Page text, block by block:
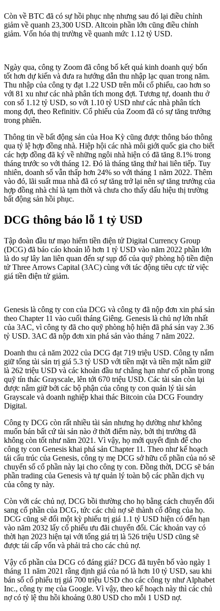
Còn về BTC đã có sự hồi phục nhẹ nhưng sau đó lại điều chỉnh
giảm về quanh 23,300 USD. Altcoin phần lớn cũng điều chỉnh
giảm. Vốn hóa thị trường về quanh mức 1.12 tỷ USD.
Ngày qua, công ty Zoom đã công bố kết quả kinh doanh quý bốn
tốt hơn dự kiến và đưa ra hướng dẫn thu nhập lạc quan trong năm.
Thu nhập của công ty đạt 1.22 USD trên mỗi cổ phiếu, cao hơn so
với 81 xu như các nhà phân tích mong đợi. Tương tự, doanh thu ở
con số 1.12 tỷ USD, so với 1.10 tỷ USD như các nhà phân tích
mong đợi, theo Refinitiv. Cổ phiếu của Zoom đã có sự tăng trưởng
trong phiên.
Thông tin về bất động sản của Hoa Kỳ cũng được thông báo thông
qua tỷ lệ hợp đồng nhà. Hiệp hội các nhà môi giới quốc gia cho biết
các hợp đồng đã ký về những ngôi nhà hiện có đã tăng 8.1% trong
tháng trước so với tháng 12. Đó là tháng tăng thứ hai liên tiếp. Tuy
nhiên, doanh số vẫn thấp hơn 24% so với tháng 1 năm 2022. Thêm
vào đó, lãi suất mua nhà đã có sự tăng trở lại nên sự tăng trưởng của
hợp đồng nhà chỉ là tạm thời và chưa cho thấy dấu hiệu thị trường
bất động sản hồi phục.
DCG thông báo lỗ 1 tỷ USD
Tập đoàn đầu tư mạo hiểm tiền điện tử Digital Currency Group
(DCG) đã báo cáo khoản lỗ hơn 1 tỷ USD vào năm 2022 phần lớn
là do sự lây lan liên quan đến sự sụp đổ của quỹ phòng hộ tiền điện
tử Three Arrows Capital (3AC) cùng với tác động tiêu cực từ việc
giá tiền điện tử giảm.
Genesis là công ty con của DCG và công ty đã nộp đơn xin phá sản
theo Chapter 11 vào cuối tháng Giêng. Genesis là chủ nợ lớn nhất
của 3AC, vì công ty đã cho quỹ phòng hộ hiện đã phá sản vay 2.36
tỷ USD. 3AC đã nộp đơn xin phá sản vào tháng 7 năm 2022.
Doanh thu cả năm 2022 của DCG đạt 719 triệu USD. Công ty nắm
giữ tổng tài sản trị giá 5.3 tỷ USD với tiền mặt và tiền mặt nắm giữ
là 262 triệu USD và các khoản đầu tư chẳng hạn như cổ phần trong
quỹ tín thác Grayscale, lên tới 670 triệu USD. Các tài sản còn lại
được nắm giữ bởi các bộ phận của công ty con quản lý tài sản
Grayscale và doanh nghiệp khai thác Bitcoin của DCG Foundry
Digital.
Công ty DCG còn rất nhiều tài sản nhưng họ dường như không
muốn bán bất cứ tài sản nào ở thời điểm này, bởi thị trường đã
không còn tốt như năm 2021. Vì vậy, họ mới quyết định để cho
công ty con Genesis khai phá sản Chapter 11. Theo như kế hoạch
tái cấu trúc của Genesis, công ty mẹ DCG sở hữu cổ phần của nó sẽ
chuyển số cổ phần này lại cho công ty con. Đồng thời, DCG sẽ bán
phần trading của Genesis và tự quản lý toàn bộ các phần dịch vụ
của công ty này.
Còn với các chủ nợ, DCG bồi thường cho họ bằng cách chuyển đổi
sang cổ phần của DCG, tức các chủ nợ sẽ thành cổ đông của họ.
DCG cũng sẽ đổi một kỳ phiếu trị giá 1.1 tỷ USD hiện có đến hạn
vào năm 2032 lấy cổ phiếu ưu đãi chuyển đổi. Các khoản vay có
thời hạn 2023 hiện tại với tổng giá trị là 526 triệu USD cũng sẽ
được tái cấp vốn và phải trả cho các chủ nợ.
Vậy cổ phần của DCG có đáng giá? DCG đã tuyên bố vào ngày 1
tháng 11 năm 2021 rằng định giá của nó là hơn 10 tỷ USD, sau khi
bán số cổ phiếu trị giá 700 triệu USD cho các công ty như Alphabet
Inc., công ty mẹ của Google. Vì vậy, theo kế hoạch này thì các chủ
nợ có tỷ lệ thu hồi khoảng 0.80 USD cho mỗi 1 USD nợ.